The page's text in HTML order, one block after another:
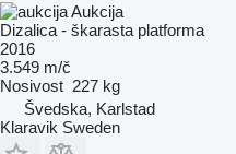
Aukcija
Dizalica - škarasta platforma
2016
3.549 m/č
Nosivost 227 kg
Švedska, Karlstad
Klaravik Sweden